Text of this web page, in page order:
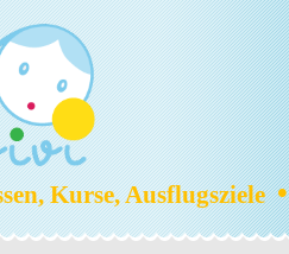
Kurse, Ausflugsziele•